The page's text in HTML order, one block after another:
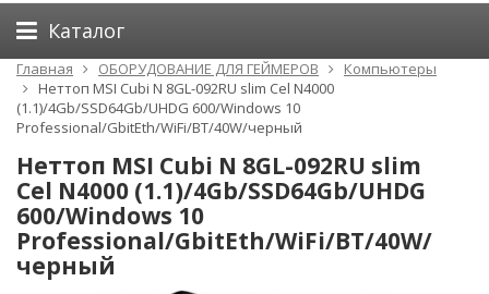
Каталог
Главная ОБОРУДОВАНИЕ ДЛЯ ГЕЙМЕРОВ
Компьютеры
Неттоп MSI Cubi N 8GL-092RU slim Cel N4000
(1.1)/4Gb/SSD64Gb/UHDG 600/Windows 10
Professional/GbitEth/WiFi/BT/40W/черный
Неттоп MSI Cubi N 8GL-092RU slim
Cel N4000 (1.1)/4Gb/SSD64Gb/UHDG
600/Windows 10
Professional/GbitEth/WiFi/BT/40W/
черный